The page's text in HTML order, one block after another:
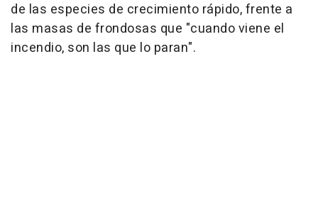
de las especies de crecimiento rápido, frente a
las masas de frondosas que "cuando viene el
incendio, son las que lo paran".